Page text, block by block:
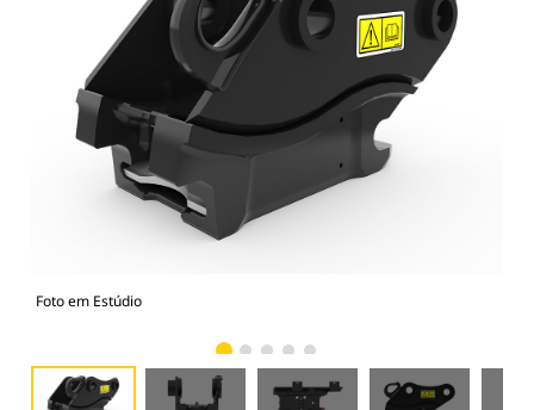
Foto em Estúdio